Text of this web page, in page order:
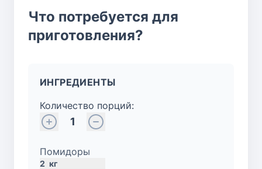
Что потребуется для
приготовления?
ИНГРЕДИЕНТЫ
Количество порций:
1
Помидоры
2 кг